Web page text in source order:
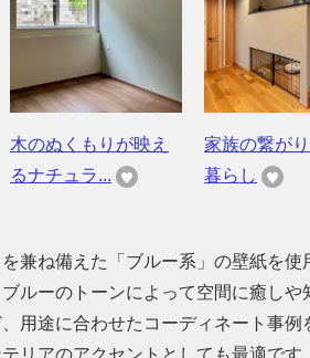
木のぬくもりが映え
るナチュラ...
家族の繋が
暮らし
兼ね備えた「ブルー系」の壁紙を
ルーのトーンによって空間に癒し
用途に合わせたコーディネート事
リアのアクセントとしても最適で